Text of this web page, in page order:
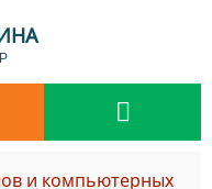
Р
и компьютерных